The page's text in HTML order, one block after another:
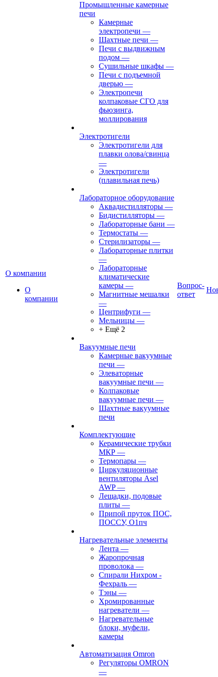
О компании
О
компании
Промышленные камерные
печи
Камерные
электропечи —
Шахтные печи —
Печи с выдвижным
подом —
Сушильные шкафы —
Печи с подъемной
дверью —
Электропечи
колпаковые СГО для
фьюзинга,
моллирования
Электротигели
Электротигели для
плавки олова/свинца
—
Электротигели
(плавильная печь)
Лабораторное оборудование
Аквадистилляторы —
Бидистилляторы —
Лабораторные бани —
Термостаты —
Стерилизаторы —
Лабораторные плитки
—
Лабораторные
климатические
камеры —
Магнитные мешалки
—
Центрифуги —
Мельницы —
+ Ещё 2
Вакуумные печи
Камерные вакуумные
печи —
Элеваторные
вакуумные печи —
Колпаковые
вакуумные печи —
Шахтные вакуумные
печи
Комплектующие
Керамические трубки
МКР —
Термопары —
Циркуляционные
вентиляторы Asel
AWP—
Лещадки, подовые
плиты —
Припой пруток ПОС,
ПОССУ, О1пч
Нагревательные элементы
Лента —
Жаропрочная
проволока —
Спирали Нихром -
Фехраль —
Тэны —
Хромированные
нагреватели —
Нагревательные
блоки, муфели,
камеры
Автоматизация Omron
Регуляторы OMRON
—
Вопрос-
ответ